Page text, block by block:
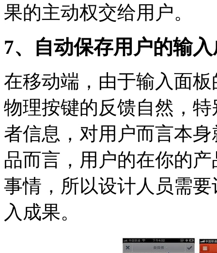
果的主动权交给用户。
7、自动保存用户的输
在移动端，由于输入面
物理按键的反馈自然，
者信息，对用户而言本
品而言，用户的在你的
事情，所以设计人员需
入成果。